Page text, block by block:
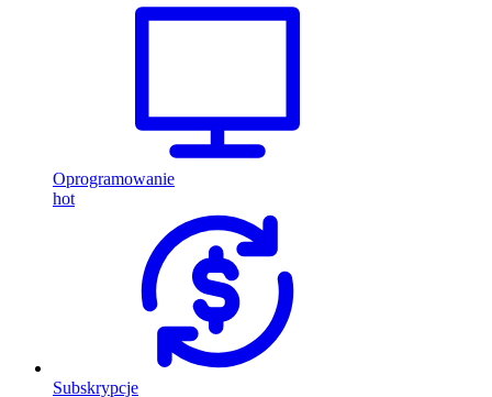
Oprogramowanie
hot
Subskrypcje